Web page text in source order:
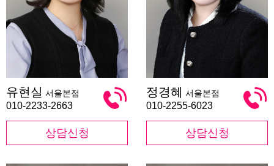
현
실
유현실 서울본점
010-2233-2663
상담신청
경
혜
정경혜 서울본점
010-2255-6023
상담신청